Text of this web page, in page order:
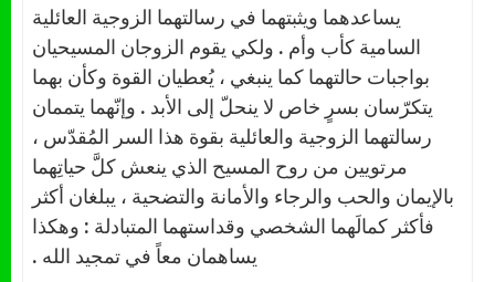
يساعدهما ويثبتهما في رسالتهما الزوجية العائلية
السامية كأب وأم . ولكي يقوم الزوجان المسيحيان
بواجبات حالتهما كما ينبغي ، يُعطيان القوة وكأن بهما
يتكرّسان بسرٍ خاص لا ينحلّ إلى الأبد . وإنّهما يتممان
رسالتهما الزوجية والعائلية بقوة هذا السر المُقدّس ،
مرتويين من روح المسيح الذي ينعش كلَّ حياتِهما
بالإيمان والحب والرجاء والأمانة والتضحية ، يبلغان أكثر
فأكثر كمالَهما الشخصي وقداستهما المتبادلة : وهكذا
يساهمان معاً في تمجيد الله .